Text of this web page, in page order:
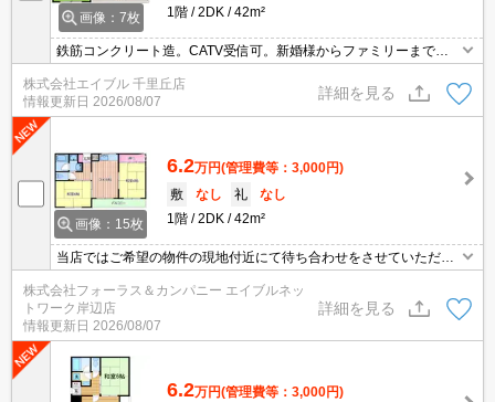
画像：7枚
1階
2DK 42m²
鉄筋コンクリート造。CATV受信可。新婚様からファミリーまで。
見学はお早めに。
株式会社エイブル 千里丘店
情報更新日 2026/08/07
詳細を見る
画像：15枚
6.2万円(管理費等：3,000円)
敷
なし 礼
なし
1階
2DK 42m²
当店ではご希望の物件の現地付近にて待ち合わせをさせていただき
ご内覧いただくサービスや、主要駅までのお迎えサービスも実施中
です。詳しくは当店 「０１２０－９６７－０９９」にお気軽にお問
合せ下さい♪
株式会社フォーラス＆カンパニー エイブルネッ
トワーク岸辺店
情報更新日 2026/08/07
詳細を見る
6.2万円(管理費等：3,000円)